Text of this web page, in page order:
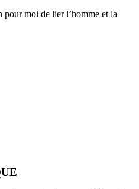
moi de lier l’homme et la